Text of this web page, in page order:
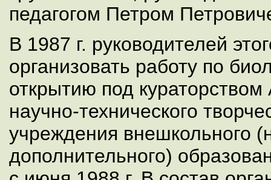
педагогом Петром
В 1987 г. руководителей
организовать работу по
открытию под
научно-технического
учреждения внешкольного
дополнительного)